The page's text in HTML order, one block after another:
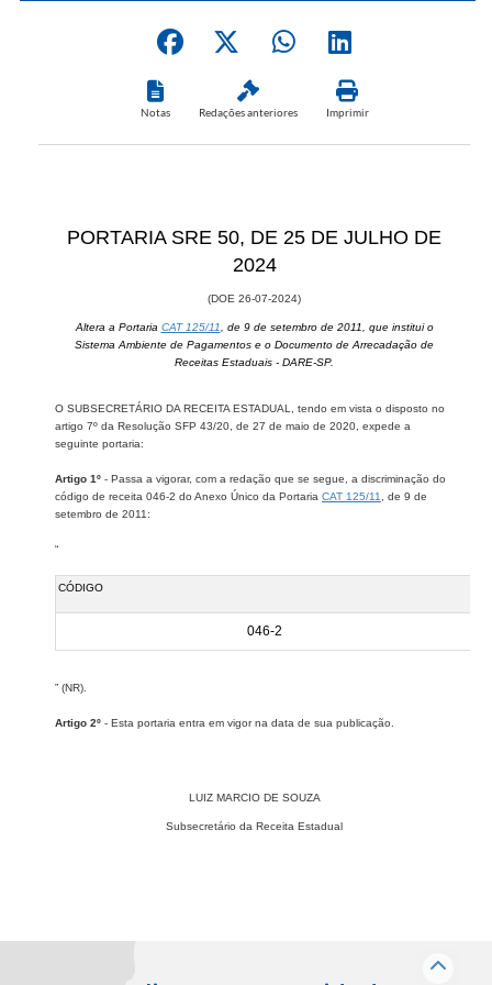
Notas Redações anteriores Imprimir
PORTARIA SRE 50, D​E 25 DE JULHO DE
2024
(DOE 26-07​​-2024)
Altera a Portaria CA​T 125/11 , de 9 de setembro de 2011, que institui o
Sistema Ambiente de Pagamentos e o Documento de Arrecadação de
Receitas Estaduais - DARE-SP.
O SUBSECRETÁRIO DA RECEITA ESTADUAL, tendo em vista o disposto no
artigo 7º da Resolução SFP 43/20, de 27 de maio de 2020, expede a
seguinte portaria:
Artigo 1º - Passa a vigorar, com a redação que se segue, a discriminação do
código de receita 046-2 do Anexo Único da Portaria CAT 125/11
​, de 9 de
setembro de 2011:
“
CÓDIGO​​
046-2
” (NR).
Artigo 2º - Esta portaria entra em vigor na data de sua publicação.
LUIZ MARCIO DE SOUZA
Subsecretário da Receita Estadual